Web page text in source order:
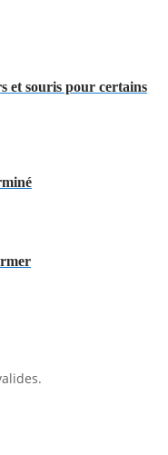
et souris pour certains